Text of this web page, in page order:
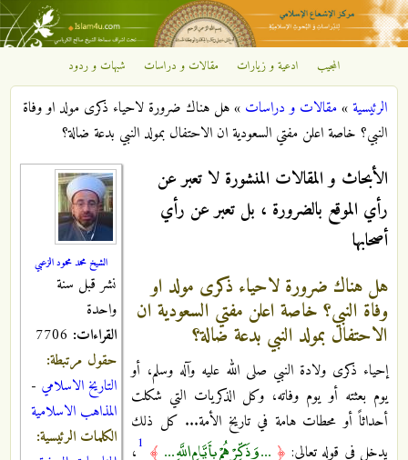
تجاوز إلى المحتوى الرئيسي
مركز
الإشعاع
الإسلامي
المجيب ادعية و زيارات مقالات و دراسات شبهات و ردود
أنت هنا
الرئيسية»مقالات و دراسات »هل هناك ضرورة لاحياء ذكرى مولد او وفاة
النبي؟ خاصة اعلن مفتي السعودية ان الاحتفال بمولد النبي بدعة ضالة؟
الشيخ محمد محمود الزعبي
نشر قبل سنة
واحدة
القراءات:
حقول مرتبطة:
التاريخ الاسلامي -
المذاهب الاسلامية
الكلمات الرئيسية:
الأبحاث و المقالات المنشورة لا تعبر عن
رأي الموقع بالضرورة ، بل تعبر عن رأي
أصحابها
هل هناك ضرورة لاحياء ذكرى مولد او
وفاة النبي؟ خاصة اعلن مفتي السعودية ان
الاحتفال بمولد النبي بدعة ضالة؟
إحياء ذكرى ولادة النبي صلى الله عليه وآله وسلم، أو
يوم بعثته أو يوم وفاته، وكل الذكريات التي شكلت
أحداثاً أو محطات هامة في تاريخ الأمة... كل ذلك
يدخل في قوله تعالى: ﴿ ... وَذَكِّرْهُمْ بِأَيَّامِ اللَّهِ ... ﴾ 1،